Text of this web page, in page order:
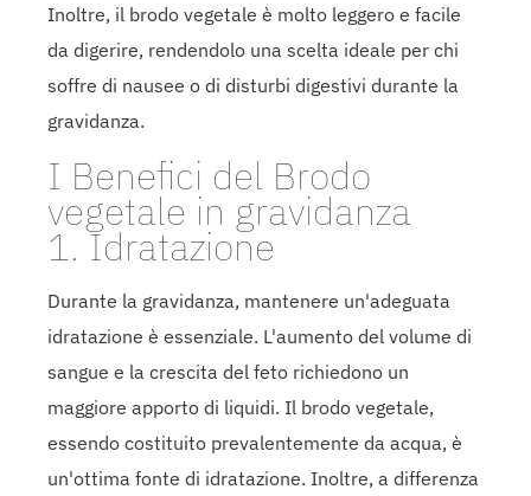
Inoltre, il brodo vegetale è molto leggero e facile
da digerire, rendendolo una scelta ideale per chi
soffre di nausee o di disturbi digestivi durante la
gravidanza.
I Benefici del Brodo
vegetale in gravidanza
1. Idratazione
Durante la gravidanza, mantenere un'adeguata
idratazione è essenziale. L'aumento del volume di
sangue e la crescita del feto richiedono un
maggiore apporto di liquidi. Il brodo vegetale,
essendo costituito prevalentemente da acqua, è
un'ottima fonte di idratazione. Inoltre, a differenza